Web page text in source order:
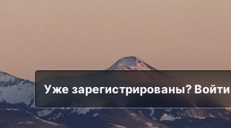
Уже зарегистрированы? Войти